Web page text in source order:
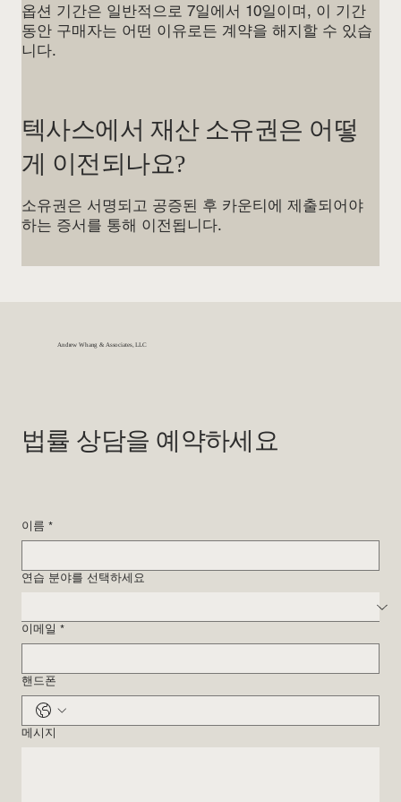
옵션 기간은 일반적으로 7일에서 10일이며, 이 기간
동안 구매자는 어떤 이유로든 계약을 해지할 수 있습
니다.
텍사스에서 재산 소유권은 어떻
게 이전되나요?
소유권은 서명되고 공증된 후 카운티에 제출되어야
하는 증서를 통해 이전됩니다.
Andrew Whang & Associates, LLC
법률 상담을 예약하세요
이름 *
연습 분야를 선택하세요
이메일 *
핸드폰
메시지